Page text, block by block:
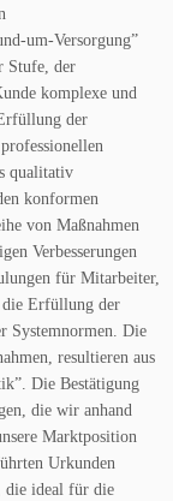
um-Versorgung”
Stufe, der
komplexe und
der
qualitativ
konformen
von Maßnahmen
Verbesserungen
für Mitarbeiter,
die Erfüllung der
Systemnormen. Die
resultieren aus
Die Bestätigung
die wir anhand
Marktposition
Urkunden
die ideal für die